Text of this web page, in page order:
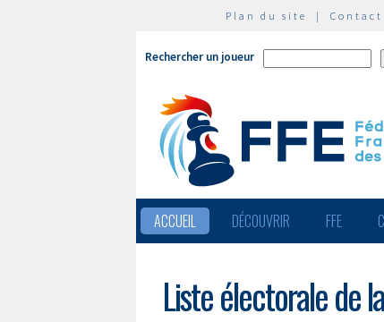
Plan du site | Contact
Rechercher un joueur
ACCUEIL DÉCOUVRIR FFE
Liste électorale de